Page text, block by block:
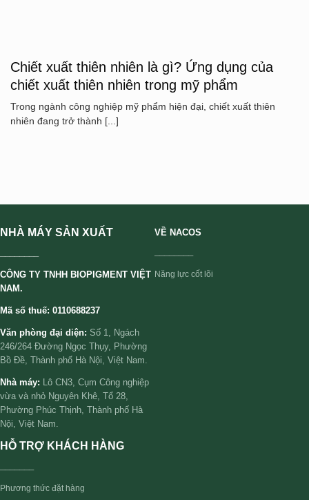
Chiết xuất thiên nhiên là gì? Ứng dụng của
chiết xuất thiên nhiên trong mỹ phẩm
Trong ngành công nghiệp mỹ phẩm hiện đại, chiết xuất thiên
nhiên đang trở thành [...]
NHÀ MÁY SẢN XUẤT
CÔNG TY TNHH BIOPIGMENT VIỆT
NAM.
Mã số thuế: 0110688237
Văn phòng đại diện: Số 1, Ngách
246/264 Đường Ngọc Thụy, Phường
Bồ Đề, Thành phố Hà Nội, Việt Nam.
Nhà máy:
Lô CN3, Cụm Công nghiệp
vừa và nhỏ Nguyên Khê, Tổ 28,
Phường Phúc Thịnh, Thành phố Hà
Nội, Việt Nam.
VỀ NACOS
Năng lực cốt lõi
HỖ TRỢ KHÁCH HÀNG
Phương thức đặt hàng